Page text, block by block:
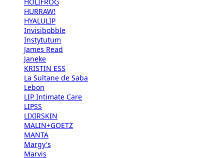
HURRAW!
HYALULIP
Invisibobble
Instytutum
James Read
Janeke
KRISTIN ESS
La Sultane de Saba
Lebon
LIP Intimate Care
LIPSS
LIXIRSKIN
MALIN+GOETZ
MANTA
Margy's
Marvis